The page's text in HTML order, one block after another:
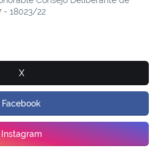
- 18023/22
X
Facebook
Instagram